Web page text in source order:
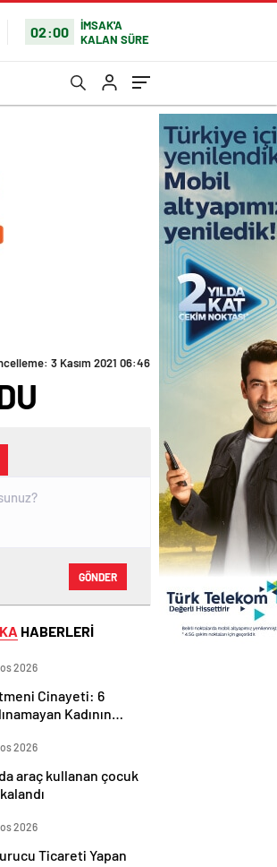
02:00
İMSAK'A
KALAN SÜRE
3 Kasım 2021 06:46
GÖNDER
HABERLERİ
2026
Cinayeti: 6
Kadının
2026
araç kullanan çocuk
2026
Ticareti Yapan